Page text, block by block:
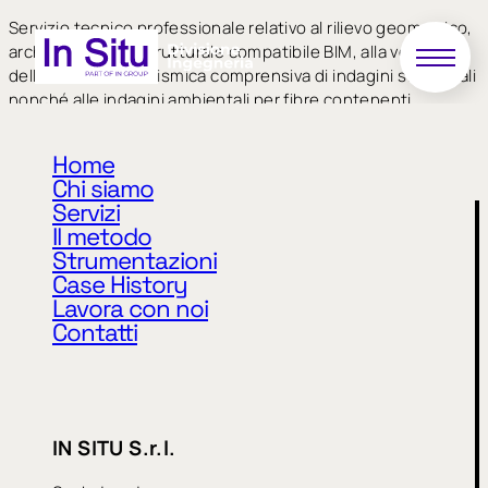
Home
Chi siamo
Servizi
Il metodo
Strumentazioni
Case History
Lavora con noi
Contatti
IN SITU S.r.l.
Servizio tecnico professionale relativo al rilievo geometrico,
architettonico e strutturale compatibile BIM, alla verifica
della vulnerabilità sismica comprensiva di indagini strutturali
nonché alle indagini ambientali per fibre contenenti
Giugno 1918
CODICE ETICO